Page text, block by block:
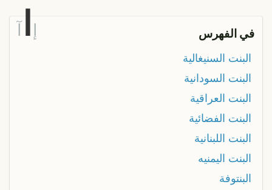
في الفهرس إ آ
البنت السنيغالية
البنت السودانية
البنت العراقية
البنت الفضائية
البنت اللبنانية
البنت اليمنيه
البنتوفة